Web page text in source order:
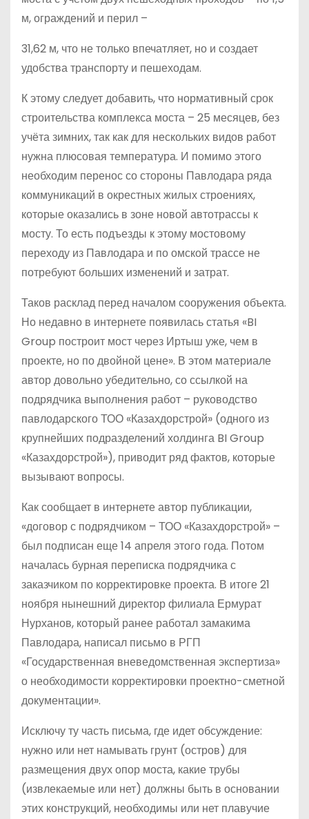
м, ограждений и перил –
31,62 м, что не только впечатляет, но и создает
удобства транспорту и пешеходам.
К этому следует добавить, что нормативный срок
строительства комплекса моста – 25 месяцев, без
учёта зимних, так как для нескольких видов работ
нужна плюсовая температура. И помимо этого
необходим перенос со стороны Павлодара ряда
коммуникаций в окрестных жилых строениях,
которые оказались в зоне новой автотрассы к
мосту. То есть подъезды к этому мостовому
переходу из Павлодара и по омской трассе не
потребуют больших изменений и затрат.
Таков расклад перед началом сооружения объекта.
Но недавно в интернете появилась статья «BI
Group построит мост через Иртыш уже, чем в
проекте, но по двойной цене». В этом материале
автор довольно убедительно, со ссылкой на
подрядчика выполнения работ – руководство
павлодарского ТОО «Казахдорстрой» (одного из
крупнейших подразделений холдинга BI Group
«Казахдорстрой»), приводит ряд фактов, которые
вызывают вопросы.
Как сообщает в интернете автор публикации,
«договор с подрядчиком – ТОО «Казахдорстрой» –
был подписан еще 14 апреля этого года. Потом
началась бурная переписка подрядчика с
заказчиком по корректировке проекта. В итоге 21
ноября нынешний директор филиала Ермурат
Нурханов, который ранее работал замакима
Павлодара, написал письмо в РГП
«Государственная вневедомственная экспертиза»
о необходимости корректировки проектно-сметной
документации».
Исключу ту часть письма, где идет обсуждение:
нужно или нет намывать грунт (остров) для
размещения двух опор моста, какие трубы
(извлекаемые или нет) должны быть в основании
этих конструкций, необходимы или нет плавучие